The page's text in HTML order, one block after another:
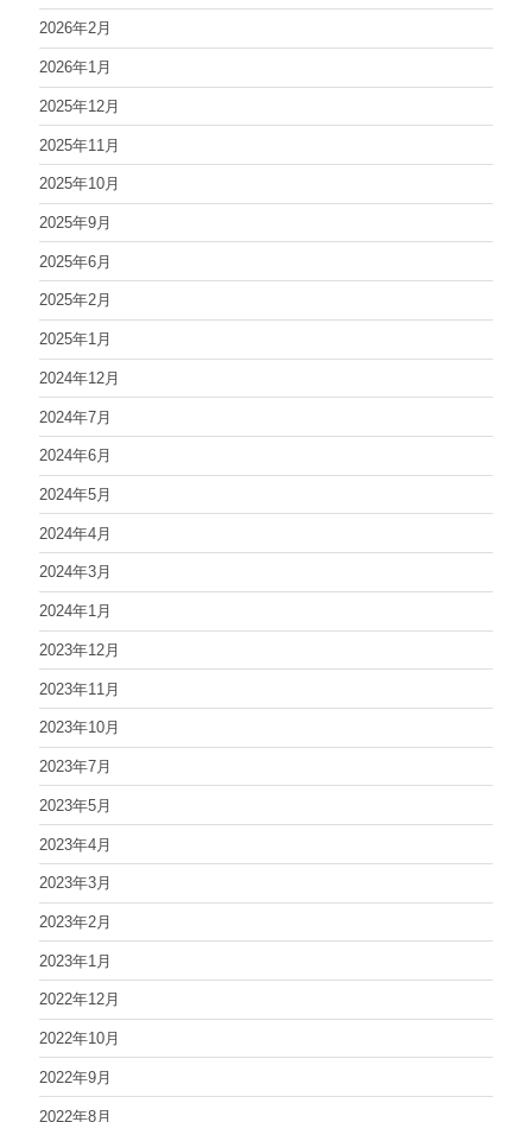
2026年2月
2026年1月
2025年12月
2025年11月
2025年10月
2025年9月
2025年6月
2025年2月
2025年1月
2024年12月
2024年7月
2024年6月
2024年5月
2024年4月
2024年3月
2024年1月
2023年12月
2023年11月
2023年10月
2023年7月
2023年5月
2023年4月
2023年3月
2023年2月
2023年1月
2022年12月
2022年10月
2022年9月
2022年8月